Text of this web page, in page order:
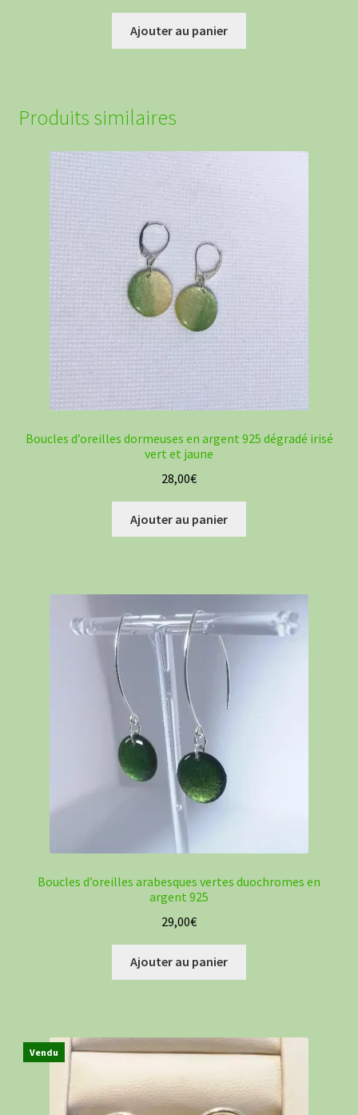
Ajouter au panier
Produits similaires
Boucles d’oreilles dormeuses en argent 925 dégradé irisé
vert et jaune
28,00€
Ajouter au panier
Boucles d’oreilles arabesques vertes duochromes en
argent 925
29,00€
Ajouter au panier
Vendu